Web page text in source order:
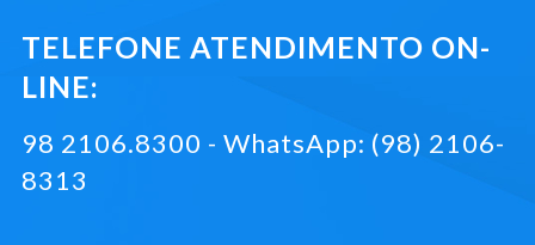
TELEFONE ATENDIMENTO ON-
LINE:
98 2106.8300 - WhatsApp: (98) 2106-
8313